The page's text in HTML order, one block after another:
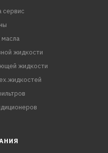
сервис
жидкости
жидкости